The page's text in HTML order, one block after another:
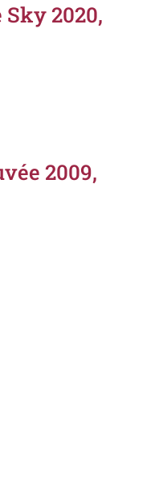
2020,
2009,